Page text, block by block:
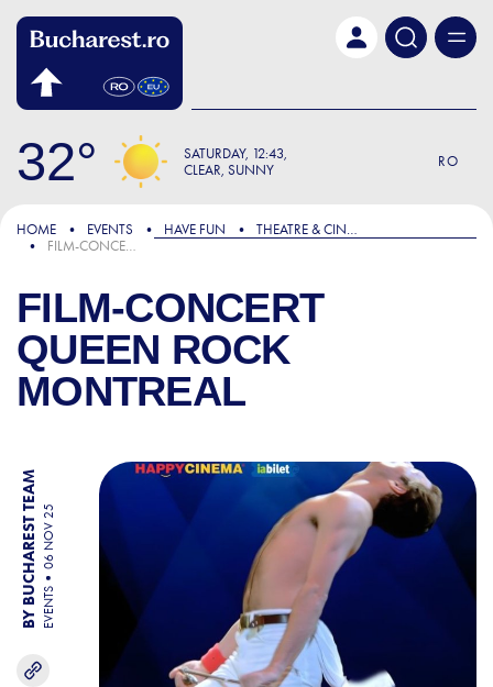
32 SATURDAY 12:43
CLEAR, SUNNY
RO
HOME EVENTS HAVE FUN
THEATRE & CINEMA
FILM-CONCERT QUEEN ROCK MONTREAL
FILM-CONCERT
QUEEN ROCK
MONTREAL
BY BUCHAREST TEAM EVENTS
06 NOV 25